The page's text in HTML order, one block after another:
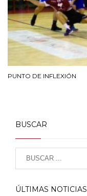
PUNTO DE INFLEXIÓN
BUSCAR
ÚLTIMAS NOTICIAS